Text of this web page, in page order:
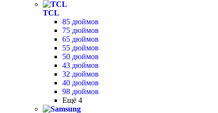
TCL
85 дюймов
75 дюймов
65 дюймов
55 дюймов
50 дюймов
43 дюймов
32 дюймов
40 дюймов
98 дюймов
Ещё 4